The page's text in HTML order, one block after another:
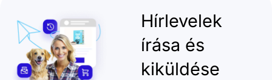
Hírlevelek
írása és
kiküldése